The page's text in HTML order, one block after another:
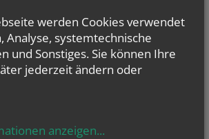
WIR TUN GUT
werden Cookies verwendet
Analyse, systemtechnische
und Sonstiges. Sie können Ihre
jederzeit ändern oder
anzeigen...